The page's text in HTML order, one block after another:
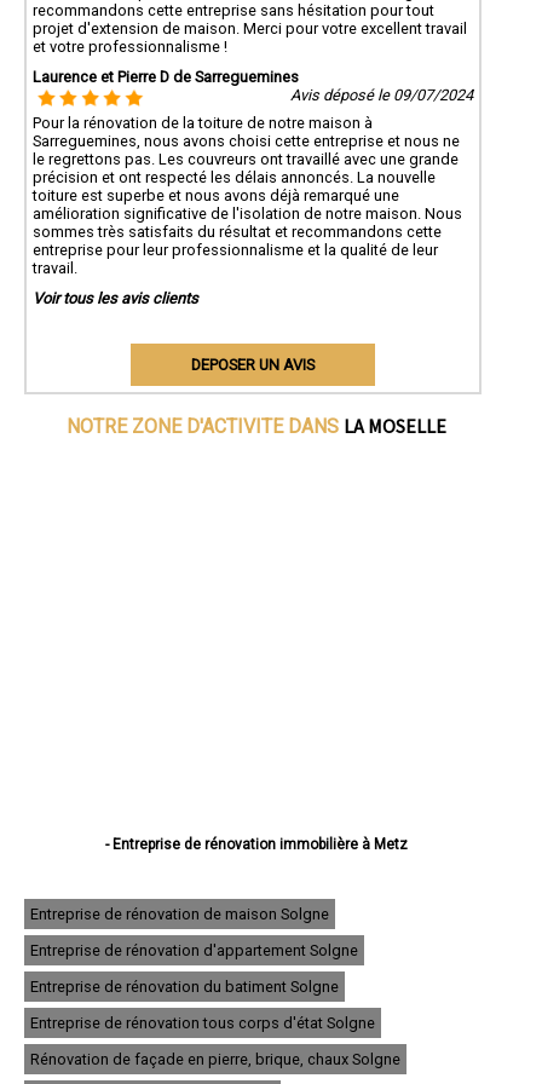
recommandons cette entreprise sans hésitation pour tout
projet d'extension de maison. Merci pour votre excellent travail
et votre professionnalisme !
Laurence et Pierre D de Sarreguemines
Avis déposé le 09/07/2024
Pour la rénovation de la toiture de notre maison à
Sarreguemines, nous avons choisi cette entreprise et nous ne
le regrettons pas. Les couvreurs ont travaillé avec une grande
précision et ont respecté les délais annoncés. La nouvelle
toiture est superbe et nous avons déjà remarqué une
amélioration significative de l'isolation de notre maison. Nous
sommes très satisfaits du résultat et recommandons cette
entreprise pour leur professionnalisme et la qualité de leur
travail.
Voir tous les avis clients
DEPOSER UN AVIS
NOTRE ZONE D'ACTIVITE DANS LA MOSELLE
- Entreprise de rénovation immobilière à Metz
- Entreprise de rénovation immobilière à Sarreguemines
- Entreprise de rénovation immobilière à Forbach
- Entreprise de rénovation immobilière à Saint-Avold
- Entreprise de rénovation immobilière à Yutz
- Entreprise de rénovation immobilière à Hayange
- Entreprise de rénovation immobilière à Creutzwald
- Entreprise de rénovation immobilière à Freyming-Merlebach
- Entreprise de rénovation immobilière à Sarrebourg
Entreprise de rénovation de maison Solgne
Entreprise de rénovation d'appartement Solgne
Entreprise de rénovation du batiment Solgne
Entreprise de rénovation tous corps d'état Solgne
Rénovation de façade en pierre, brique, chaux Solgne